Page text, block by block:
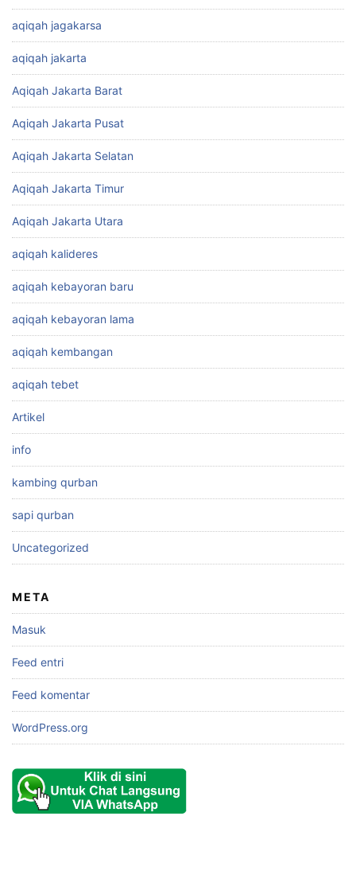
aqiqah jagakarsa
aqiqah jakarta
Aqiqah Jakarta Barat
Aqiqah Jakarta Pusat
Aqiqah Jakarta Selatan
Aqiqah Jakarta Timur
Aqiqah Jakarta Utara
aqiqah kalideres
aqiqah kebayoran baru
aqiqah kebayoran lama
aqiqah kembangan
aqiqah tebet
Artikel
info
kambing qurban
sapi qurban
Uncategorized
META
Masuk
Feed entri
Feed komentar
WordPress.org